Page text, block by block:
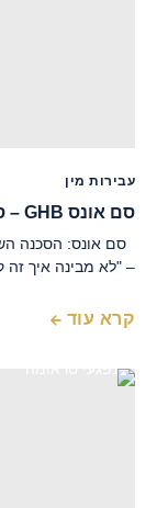
עבירות מין
סם אונס GHB – סכנה ברורה ומיידית בלי ריח ובלי טעם
סם אונס: הסכנה
– "לא מבינה איך זה
קרא עוד